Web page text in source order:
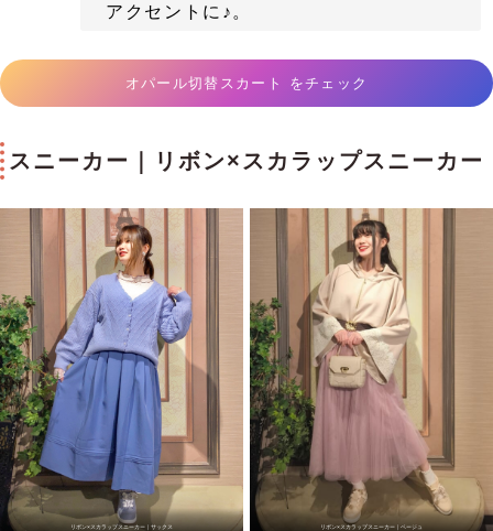
アクセントに♪。
オパール切替スカート をチェック
スニーカー｜リボン×スカラップスニーカー
リボン×スカラップスニーカー｜サックス リボン×スカラップスニーカー｜ベージュ